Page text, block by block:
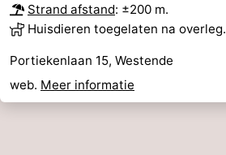
Strand afstand: ±200 m.
Huisdieren toegelaten na overleg.
Portiekenlaan 15, Westende
web. Meer informatie